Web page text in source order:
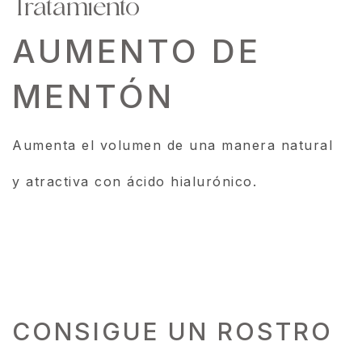
AUMENTO DE
MENTÓN
Aumenta el volumen de una manera natural
y atractiva con ácido hialurónico.
CONSIGUE UN ROSTRO